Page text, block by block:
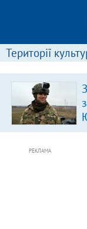
Території
РЕКЛАМА